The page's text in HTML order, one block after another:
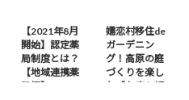
【2021年8月
開始】認定薬
局制度とは？
【地域連携薬
局編】
嬬恋村移住de
ガーデニン
グ！高原の庭
づくりを楽し
む【お店も紹